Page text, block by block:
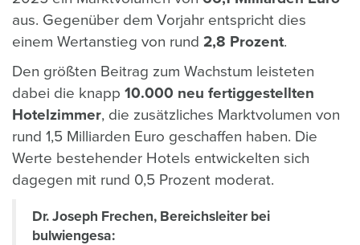
aus. Gegenüber dem Vorjahr entspricht dies
einem Wertanstieg von rund 2,8 Prozent.
Den größten Beitrag zum Wachstum leisteten
dabei die knapp 10.000 neu fertiggestellten
Hotelzimmer, die zusätzliches Marktvolumen von
rund 1,5 Milliarden Euro geschaffen haben. Die
Werte bestehender Hotels entwickelten sich
dagegen mit rund 0,5 Prozent moderat.
Dr. Joseph Frechen, Bereichsleiter bei
bulwiengesa: